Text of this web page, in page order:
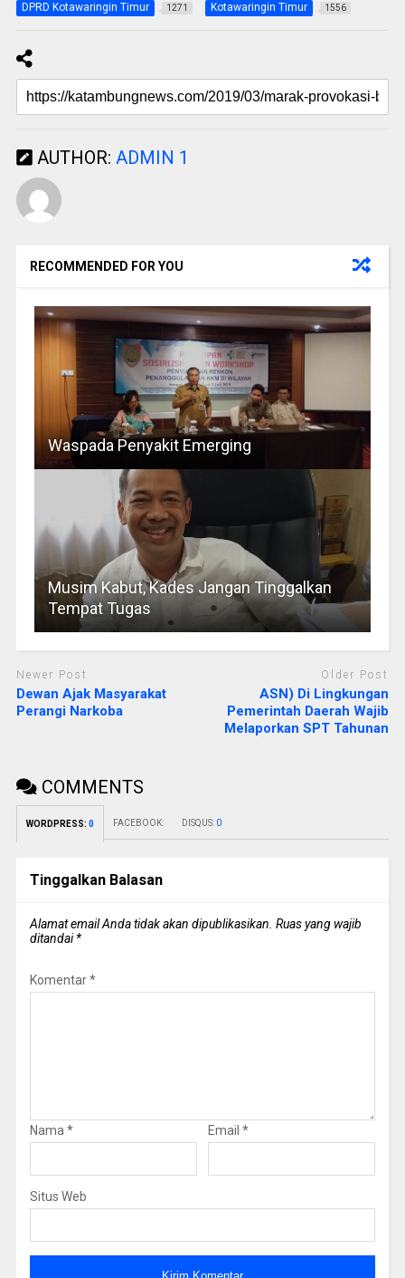
DPRD Kotawaringin Timur 1271 Kotawaringin Timur 1556
AUTHOR: ADMIN 1
RECOMMENDED FOR YOU
Waspada Penyakit Emerging
Musim Kabut, Kades Jangan Tinggalkan
Tempat Tugas
Newer Post
Dewan Ajak Masyarakat
Perangi Narkoba
Older Post
ASN) Di Lingkungan
Pemerintah Daerah Wajib
Melaporkan SPT Tahunan
COMMENTS
WORDPRESS: 0 FACEBOOK: DISQUS: 0
Tinggalkan Balasan
Alamat email Anda tidak akan dipublikasikan. Ruas yang wajib
ditandai*
Komentar*
Nama * Email *
Situs Web